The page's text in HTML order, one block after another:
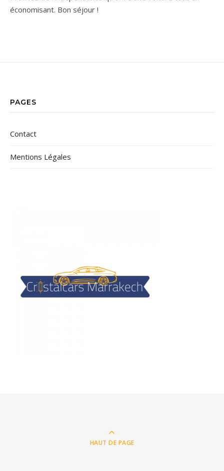
économisant. Bon séjour !
PAGES
Contact
Mentions Légales
HAUT DE PAGE